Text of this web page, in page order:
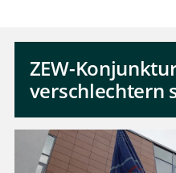
ZEW-
verschlechtern